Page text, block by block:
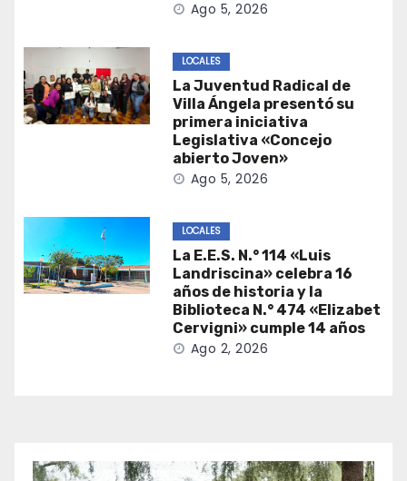
Ago 5, 2026
LOCALES
La Juventud Radical de
Villa Ángela presentó su
primera iniciativa
Legislativa «Concejo
abierto Joven»
Ago 5, 2026
LOCALES
La E.E.S. N.° 114 «Luis
Landriscina» celebra 16
años de historia y la
Biblioteca N.° 474 «Elizabet
Cervigni» cumple 14 años
Ago 2, 2026